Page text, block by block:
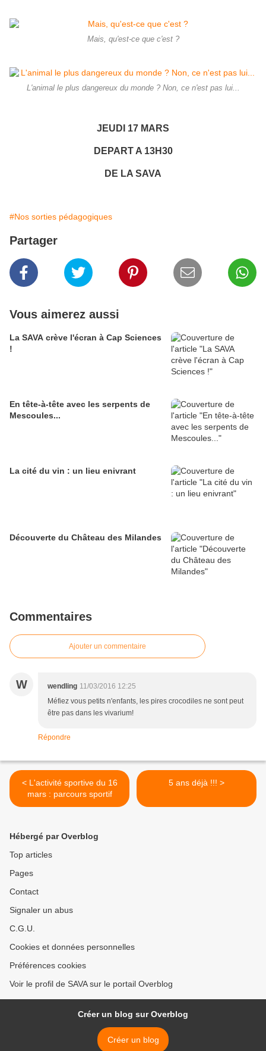
Mais, qu'est-ce que c'est ?
L'animal le plus dangereux du monde ? Non, ce n'est pas lui...
JEUDI 17 MARS
DEPART A 13H30
DE LA SAVA
#Nos sorties pédagogiques
Partager
Vous aimerez aussi
La SAVA crève l'écran à Cap Sciences
!
En tête-à-tête avec les serpents de
Mescoules...
La cité du vin : un lieu enivrant
Découverte du Château des Milandes
Commentaires
Ajouter un commentaire
W wendling 11/03/2016 12:25
Méfiez vous petits n'enfants, les pires crocodiles ne sont peut
être pas dans les vivarium!
Répondre
< L'activité sportive du 16
mars : parcours sportif
5 ans déjà !!! >
Hébergé par Overblog
Top articles
Pages
Contact
Signaler un abus
C.G.U.
Cookies et données personnelles
Préférences cookies
Voir le profil de SAVA sur le portail Overblog
Créer un blog sur Overblog
Créer un blog